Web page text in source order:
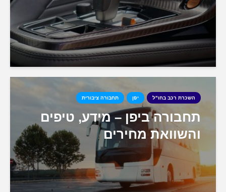
השכרת רכב בחו"ל יפן תחבורה ציבורית
תחבורה ביפן – מידע, טיפים
והשוואת מחירים